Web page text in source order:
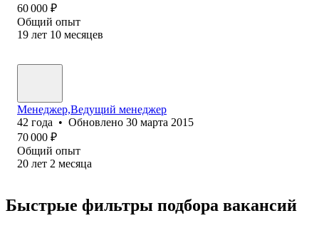
60 000 ₽
Общий опыт
19 лет 10 месяцев
Менеджер,Ведущий менеджер
42 года • Обновлено 30 марта 2015
70 000 ₽
Общий опыт
20 лет 2 месяца
Быстрые фильтры подбора вакансий